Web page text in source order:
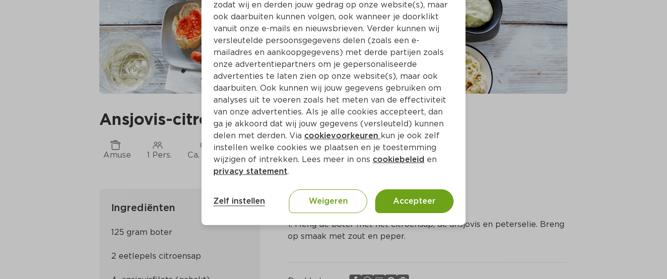
Ansjovis-citroenboter
Amuse 1 Pers. Ca. 10 Min Frans
Ingrediënten
Bereidingswijze
1. Meng de boter met het citroensap, de ansjovis en peterselie. Breng
op smaak met zout en peper.
zodat wij en derden jouw gedrag op onze website(s), maar
ook daarbuiten kunnen volgen, ook wanneer je doorklikt
vanuit onze e-mails en nieuwsbrieven. Verder kunnen wij
versleutelde persoonsgegevens delen (zoals een e-
mailadres en aankoopgegevens) met derde partijen zoals
onze advertentiepartners om je gepersonaliseerde
advertenties te laten zien op onze website(s), maar ook
daarbuiten. Ook kunnen wij jouw gegevens gebruiken om
analyses uit te voeren zoals het meten van de effectiviteit
van onze advertenties. Als je alle cookies accepteert, dan
ga je akkoord dat wij jouw gegevens (versleuteld) kunnen
delen met derden. Via cookievoorkeuren kun je ook zelf
instellen welke cookies we plaatsen en je toestemming
wijzigen of intrekken. Lees meer in ons cookiebeleid en
privacy statement.
Zelf instellen Weigeren Accepteer